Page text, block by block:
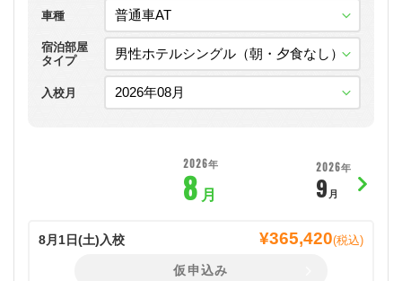
車種
宿泊部屋
タイプ
入校月
2026年
8 月
2026年
9月
8月1日(土)入校 ¥365,420(税込)
仮申込み